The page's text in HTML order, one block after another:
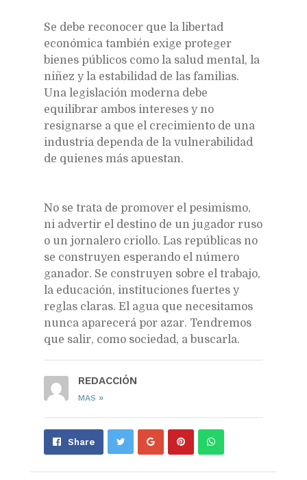
Se debe reconocer que la libertad
económica también exige proteger
bienes públicos como la salud mental, la
niñez y la estabilidad de las familias.
Una legislación moderna debe
equilibrar ambos intereses y no
resignarse a que el crecimiento de una
industria dependa de la vulnerabilidad
de quienes más apuestan.
No se trata de promover el pesimismo,
ni advertir el destino de un jugador ruso
o un jornalero criollo. Las repúblicas no
se construyen esperando el número
ganador. Se construyen sobre el trabajo,
la educación, instituciones fuertes y
reglas claras. El agua que necesitamos
nunca aparecerá por azar. Tendremos
que salir, como sociedad, a buscarla.
REDACCIÓN
MAS »
Share Share Pin Send